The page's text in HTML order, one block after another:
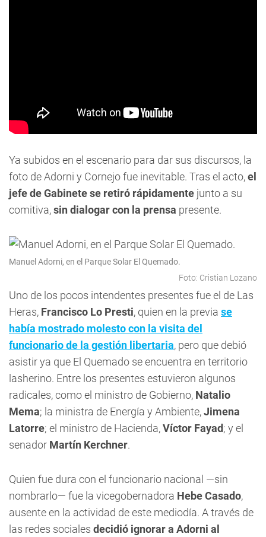
Ya subidos en el escenario para dar sus discursos, la
foto de Adorni y Cornejo fue inevitable. Tras el acto,el
jefe de Gabinete se retiró rápidamente junto a su
comitiva,sin dialogar con la prensa presente.
Manuel Adorni, en el Parque Solar El Quemado.
Foto: Cristian Lozano
Uno de los pocos intendentes presentes fue el de Las
Heras, Francisco Lo Presti, quien en la previa se
había mostrado molesto con la visita del
funcionario de la gestión libertaria, pero que debió
asistir ya que El Quemado se encuentra en territorio
lasherino. Entre los presentes estuvieron algunos
radicales, como el ministro de Gobierno, Natalio
Mema; la ministra de Energía y Ambiente,Jimena
Latorre; el ministro de Hacienda,Víctor Fayad; y el
senador Martín Kerchner.
Quien fue dura con el funcionario nacional —sin
nombrarlo— fue la vicegobernadora Hebe Casado,
ausente en la actividad de este mediodía. A través de
las redes sociales decidió ignorar a Adorni al